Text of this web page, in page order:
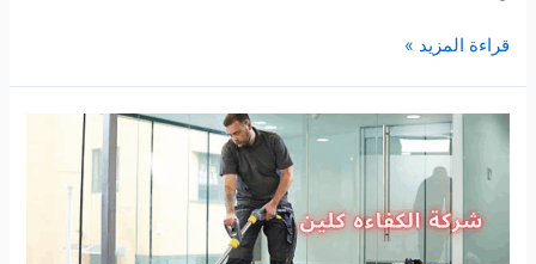
شركة
بالرياض
قراءة المزيد »